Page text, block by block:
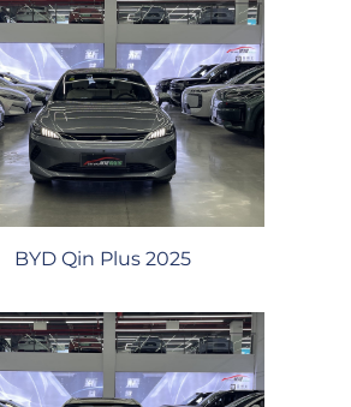
BYD Qin Plus 2025